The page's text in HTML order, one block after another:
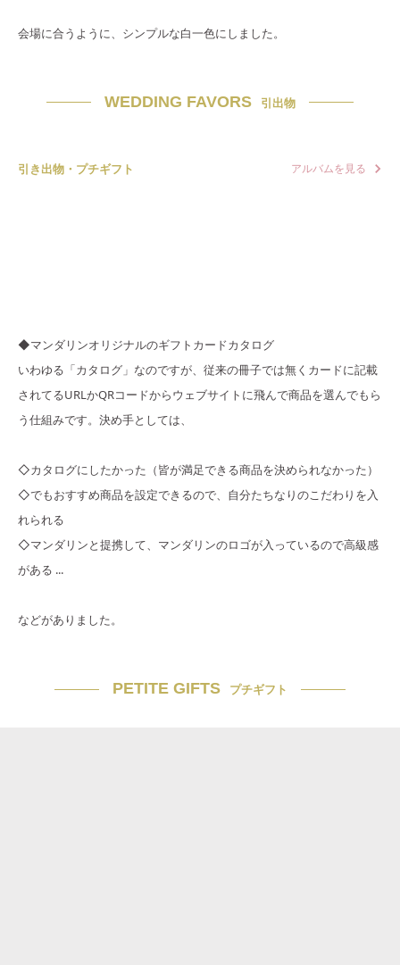
会場に合うように、シンプルな白一色にしました。
WEDDING FAVORS 引出物
引き出物・プチギフト アルバムを見る
◆マンダリンオリジナルのギフトカードカタログ
いわゆる「カタログ」なのですが、従来の冊子では無くカードに記載
されてるURLかQRコードからウェブサイトに飛んで商品を選んでもら
う仕組みです。決め手としては、
◇カタログにしたかった（皆が満足できる商品を決められなかった）
◇でもおすすめ商品を設定できるので、自分たちなりのこだわりを入
れられる
◇マンダリンと提携して、マンダリンのロゴが入っているので高級感
がある ...
などがありました。
PETITE GIFTS プチギフト